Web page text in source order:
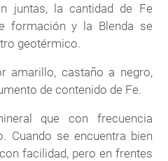
juntas, la cantidad de Fe
formación y la Blenda se
geotérmico.
amarillo, castaño a negro,
de contenido de Fe.
que con frecuencia
Cuando se encuentra bien
facilidad, pero en frentes